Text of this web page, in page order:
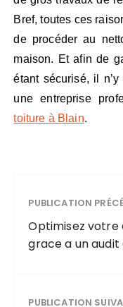
Bref, toutes ces
de procéder au
maison. Et afin de
étant sécurisé, il
une entreprise
toiture à Blain.
PUBLICATION
Optimisez votre
grace a un
PUBLICATION